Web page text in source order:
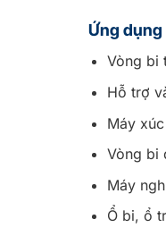
Ứng
Vòng bi
Hỗ trợ
Máy
Vòng bi
Máy
Ổ bi, ổ